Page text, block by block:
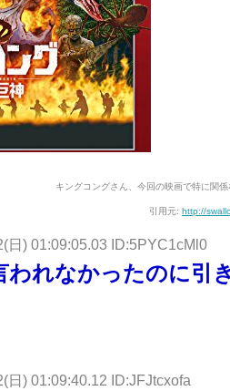
キングコングさん、今回の映画で特に関
引用元: http://
日) 01:09:05.03 ID:5PYC1cMl0
われなかったのに引
日) 01:09:40.12 ID:JFJtcxofa